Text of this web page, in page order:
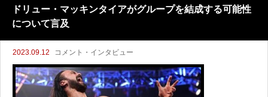
に対し、ベイラーは次のように答え
ドリュー・マッキンタイアがグループを結成する可能性
について言及
2023.09.12 コメント・インタビュー